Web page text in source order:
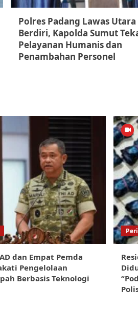
Polres Padang Lawas Utara
Berdiri, Kapolda Sumut
Pelayanan Humanis dan
Penambahan Personel
dan Empat Pemda
Pengelolaan
Berbasis Teknologi